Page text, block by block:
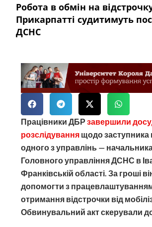
Робота в обмін на
Прикарпатті судитимуть
ДСНС
Працівники ДБРзавершили
розслідування щодо заступника
одного з управлінь — начальника
Головного управління ДСНС в
Франківській області. За гроші
допомогти з
отримання відстрочки від
Обвинувальний акт скерували